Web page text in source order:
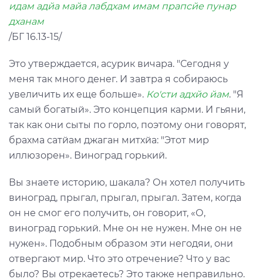
идам адйа майа лабдхам имам прапсйе пунар
дханам
/БГ 16.13-15/
Это утверждается, асурик вичара. "Сегодня у
меня так много денег. И завтра я собираюсь
увеличить их еще больше». Ко'сти адхйо йам. "Я
самый богатый». Это концепция карми. И гьяни,
так как они сыты по горло, поэтому они говорят,
брахма сатйам джаган митхйа: "Этот мир
иллюзорен». Виноград горький.
Вы знаете историю, шакала? Он хотел получить
виноград, прыгал, прыгал, прыгал. Затем, когда
он не смог его получить, он говорит, «О,
виноград горький. Мне он не нужен. Мне он не
нужен». Подобным образом эти негодяи, они
отвергают мир. Что это отречение? Что у вас
было? Вы отрекаетесь? Это также неправильно.